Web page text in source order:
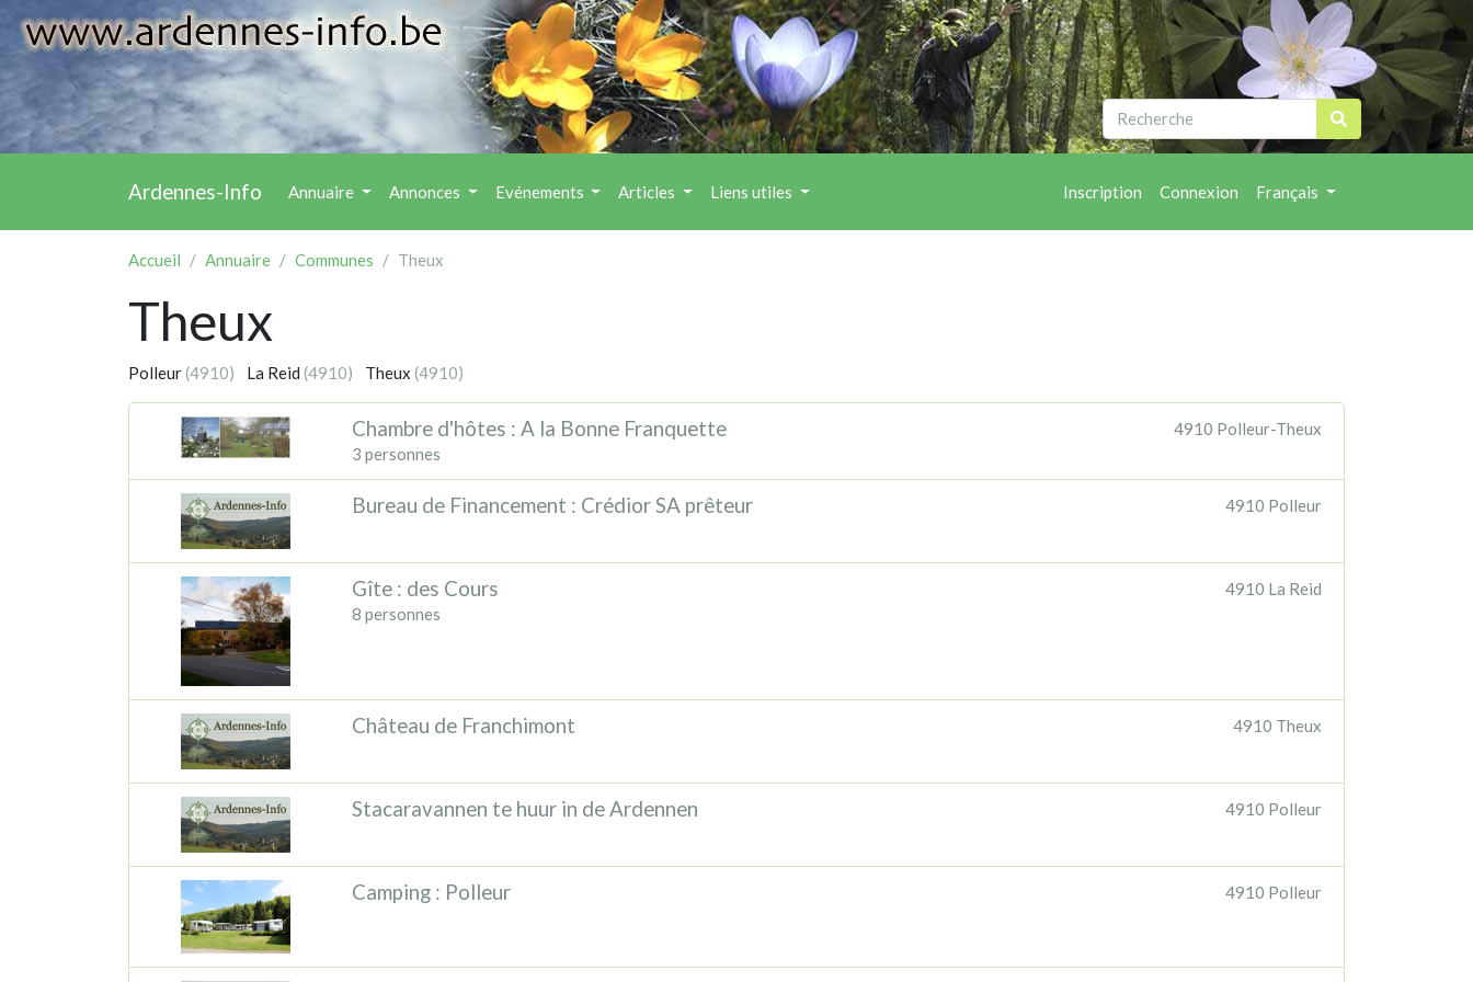
Ardennes-Info Annuaire Annonces Evénements Articles Liens utiles Inscription Connexion Français
Accueil Annuaire Communes Theux
Theux
Polleur(4910) La Reid (4910) Theux (4910)
Chambre d'hôtes : A la Bonne Franquette
3 personnes
4910 Polleur-Theux
Bureau de Financement : Crédior SA prêteur 4910 Polleur
Gîte : des Cours
8 personnes
4910 La Reid
Château de Franchimont 4910 Theux
Stacaravannen te huur in de Ardennen 4910 Polleur
Camping : Polleur 4910 Polleur